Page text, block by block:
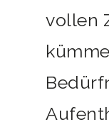
vollen